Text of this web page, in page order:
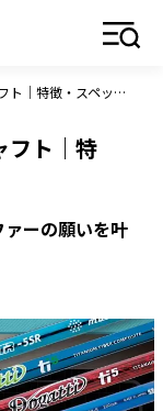
ムジーク最新ドライバー用シャフト｜特徴・スペック・おすすめの人
フト｜特
ーの願いを叶